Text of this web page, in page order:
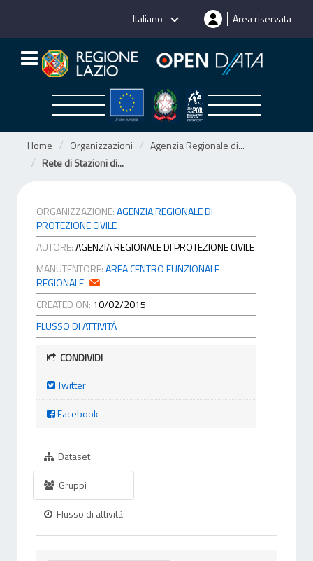
Italiano Area riservata
Home Organizzazioni
Agenzia Regionale di...
Rete di Stazioni di...
ORGANIZZAZIONE:AGENZIA REGIONALE DI
PROTEZIONE CIVILE
AUTORE:AGENZIA REGIONALE DI PROTEZIONE CIVILE
MANUTENTORE:AREA CENTRO FUNZIONALE
REGIONALE
CREATED ON: 10/02/2015
FLUSSO DI ATTIVITÀ
CONDIVIDI
Twitter
Facebook
Dataset
Gruppi
Flusso di attività